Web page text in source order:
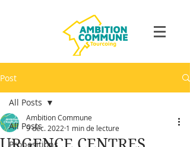
Post
All Posts
Propositions
All Posts
Ambition Commune
9 déc. 2022 1 min de lecture